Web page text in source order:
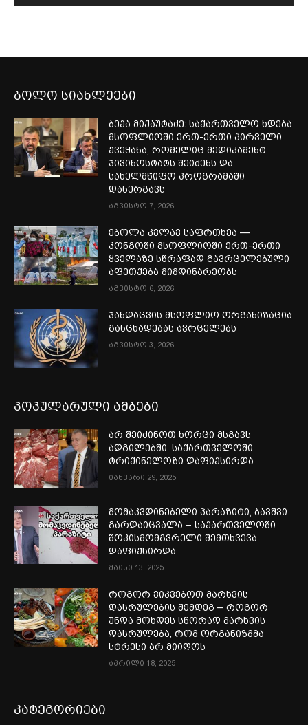
ბოლო სიახლეები
ბექა მიქაუტაძე: საქართველო ხდება
მსოფლიოში ერთ-ერთი პირველი
ქვეყანა, რომელიც მედიკამენტ
ჯივინოსტატს შეიძენს და
სახელმწიფო პროგრამაში
დანერგავს
აგვისტო 7, 2026
ებოლა კვლავ საფრთხეა —
კონგოში მსოფლიოში ერთ-ერთი
ყველაზე სწრაფად გავრცელებული
აფეთქება მიმდინარეობს
აგვისტო 6, 2026
ჯანდაცვის მსოფლიო ორგანიზაცია
განცხადებას ავრცელებს
აგვისტო 3, 2026
პოპულარული ამბები
არ შეიძინოთ ხორცი მსგავს
ადგილებში: საქართველოში
ტრიქინელოზი დაფიქსირდა
იანვარი 29, 2025
მომაკვდინებელი პარაზიტი, ბავშვი
გარდაიცვალა – საქართველოში
შოკისმომგვრელი შემთხვევა
დაფიქსირდა
მაისი 13, 2025
როგორ ვიკვებოთ მარხვის
დასრულების შემდეგ – როგორ
უნდა მოხდეს სწორად მარხვის
დასრულება, რომ ორგანიზმმა
სტრესი არ მიიღოს
აპრილი 18, 2025
კატეგორიები